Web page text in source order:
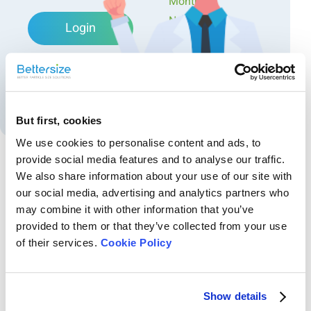
But first, cookies
We use cookies to personalise content and ads, to
provide social media features and to analyse our traffic.
We also share information about your use of our site with
our social media, advertising and analytics partners who
may combine it with other information that you’ve
provided to them or that they’ve collected from your use
of their services. Cookie Policy
Show details
Profitez des informations contenues dans ces pages et
laissez le monde de l'analyse des particules s'ouvrir devant
vous. Embarquons ensemble dans cette aventure
passionnante ! Vous pouvez également consulter tous les
articles de la page
Login
Forgot password?
Newsletters
Exclusive Events...
Recommended articles
Utilisation du BeNano 90 Zeta pour mesurer le
potentiel zêta de l'albumine sérique bovine
d'application. Les résultats montrent la capacité du BeNano 90 Zeta à
Détection de suspensions colloïdales brun foncé à